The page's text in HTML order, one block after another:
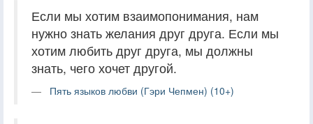
Если мы хотим взаимопонимания, нам
нужно знать желания друг друга. Если мы
хотим любить друг друга, мы должны
знать, чего хочет другой.
Пять языков любви (Гэри Чепмен) (10+)